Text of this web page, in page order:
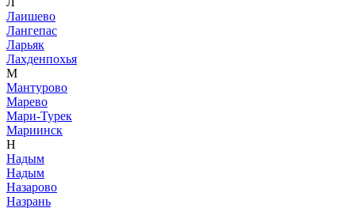
Лаишево
Лангепас
Ларьяк
Лахденпохья
М
Мантурово
Марево
Мари-Турек
Мариинск
Н
Надым
Надым
Назарово
Назрань